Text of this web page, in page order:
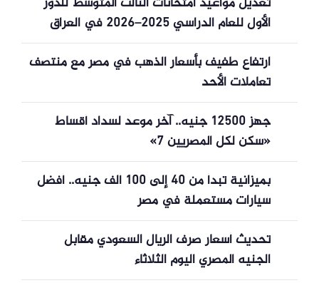
الأول للعام الدراسي 2025–2026 في العراق
ارتفاع طفيف بأسعار الذهب في مصر مع منتصف
تعاملات الأحد
جهز 12500 جنيه.. آخر موعد لسداد أقساط
«سكن لكل المصريين 7»
بميزانية تبدأ من 40 إلى 100 ألف جنيه.. أفضل
سيارات مستعملة في مصر
تحديث أسعار صرف الريال السعودي مقابل
الجنيه المصري اليوم الثلاثاء